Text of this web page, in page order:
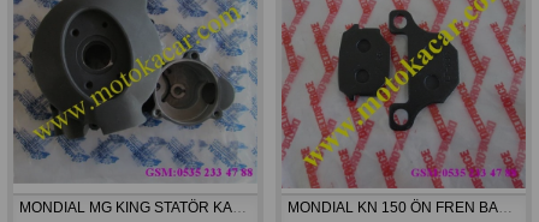
MONDIAL MG KING STATÖR KAPAGI SIYAH ORJINAL
MONDIAL KN 150 ÖN FREN BALATASI  (Deltaforce)